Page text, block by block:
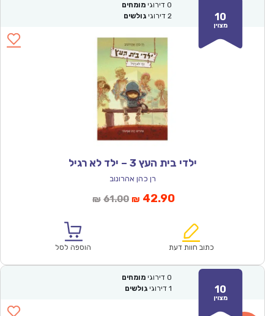
10
מצוין
0 דירוגי מומחים
2 דירוגי גולשים
ילדי בית העץ 3 – ילד לא רגיל
רן כהן אהרונוב
₪ 61.00המחיר
₪61.00.
₪ 42.90המחיר
הוא:
כתוב חוות דעת הוספה לסל
10
מצוין
0 דירוגי מומחים
1 דירוגי גולשים